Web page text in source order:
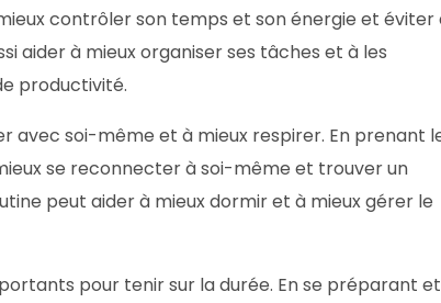
contrôler son temps et son énergie et éviter
aider à mieux organiser ses tâches et à les
productivité.
avec soi-même et à mieux respirer. En prenant
se reconnecter à soi-même et trouver un
peut aider à mieux dormir et à mieux gérer le
pour tenir sur la durée. En se préparant et